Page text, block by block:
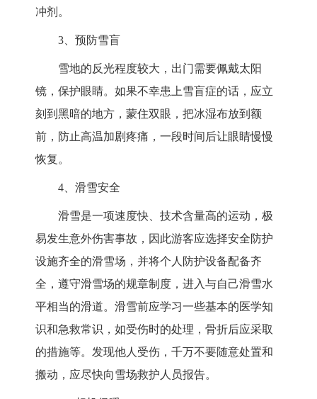
冲剂。
3、预防雪盲
雪地的反光程度较大，出门需要佩戴太阳
镜，保护眼睛。如果不幸患上雪盲症的话，应立
刻到黑暗的地方，蒙住双眼，把冰湿布放到额
前，防止高温加剧疼痛，一段时间后让眼睛慢慢
恢复。
4、滑雪安全
滑雪是一项速度快、技术含量高的运动，极
易发生意外伤害事故，因此游客应选择安全防护
设施齐全的滑雪场，并将个人防护设备配备齐
全，遵守滑雪场的规章制度，进入与自己滑雪水
平相当的滑道。滑雪前应学习一些基本的医学知
识和急救常识，如受伤时的处理，骨折后应采取
的措施等。发现他人受伤，千万不要随意处置和
搬动，应尽快向雪场救护人员报告。